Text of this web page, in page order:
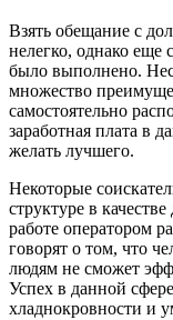
Взять обещание с
нелегко, однако еще
было выполнено.
множество
самостоятельно
заработная плата в
желать лучшего.
Некоторые
структуре в
работе оператором
говорят о том, что
людям не сможет
Успех в данной
хладнокровности и